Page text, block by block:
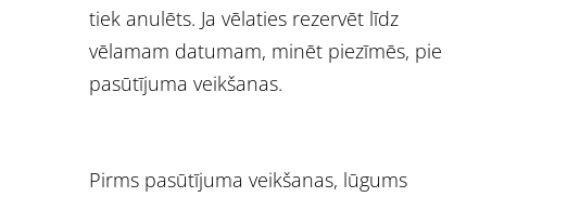
tiek anulēts. Ja vēlaties rezervēt līdz
vēlamam datumam, minēt piezīmēs, pie
pasūtījuma veikšanas.
Pirms pasūtījuma veikšanas, lūgums